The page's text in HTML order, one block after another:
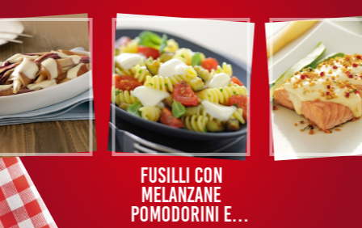
Fusilli con
melanzane
pomodorini e